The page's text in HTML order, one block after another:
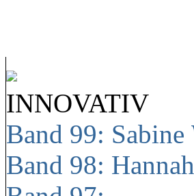
INNOVATIV
Band 99:
Band 98: